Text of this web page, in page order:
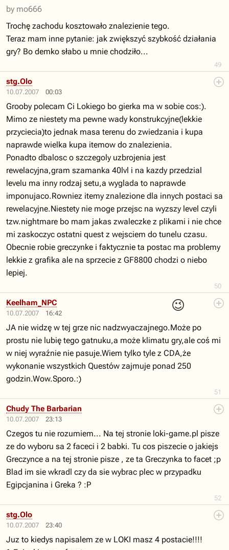
49
by mo666
Trochę zachodu kosztowało znalezienie tego.
Teraz mam inne pytanie: jak zwiększyć szybkość działania
gry? Bo demko słabo u mnie chodziło...
10.07.2007 00:03
50
stg.Olo
Grooby polecam Ci Lokiego bo gierka ma w sobie cos:).
Mimo ze niestety ma pewne wady konstrukcyjne(lekkie
przyciecia)to jednak masa terenu do zwiedzania i kupa
naprawde wielka kupa itemow do znalezienia.
Ponadto dbalosc o szczegoly uzbrojenia jest
rewelacyjna,gram szamanka 40lvl i na kazdy przedzial
levelu ma inny rodzaj setu,a wyglada to naprawde
imponujaco.Rowniez itemy znalezione dla innych postaci sa
rewelacyjne.Niestety nie moge przejsc na wyzszy level czyli
tzw.nightmare bo mam jakas zwaleczke z plikami i nie chce
mi zaskoczyc ostatni quest z wejsciem do tunelu czasu.
Obecnie robie greczynke i faktycznie ta postac ma problemy
lekkie z grafika ale na sprzecie z GF8800 chodzi o niebo
lepiej.
10.07.2007 16:42
😉
51
Keelham_NPC
JA nie widzę w tej grze nic nadzwyaczajnego.Może po
prostu nie lubię tego gatnuku,a może klimatu gry,ale coś mi
w niej wyraźnie nie pasuje.Wiem tylko tyle z CDA,że
wykonanie wszystkich Questów zajmuje ponad 250
godzin.Wow.Sporo.:)
10.07.2007 23:13
52
Chudy The Barbarian
Czegos tu nie rozumiem... Na tej stronie loki-game.pl pisze
ze do wyboru sa 2 faceci i 2 babki. Tu cos piszecie o jakiejs
Greczynce a na tej stronie pisze , ze ta Greczynka to facet ;p
Blad im sie wkradl czy da sie wybrac plec w przypadku
Egipcjanina i Greka ? :P
10.07.2007 23:40
stg.Olo
Juz to kiedys napisalem ze w LOKI masz 4 postacie!!!!